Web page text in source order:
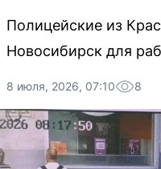
Полицейские из
Новосибирск для
8 июля, 2026, 07:10 8